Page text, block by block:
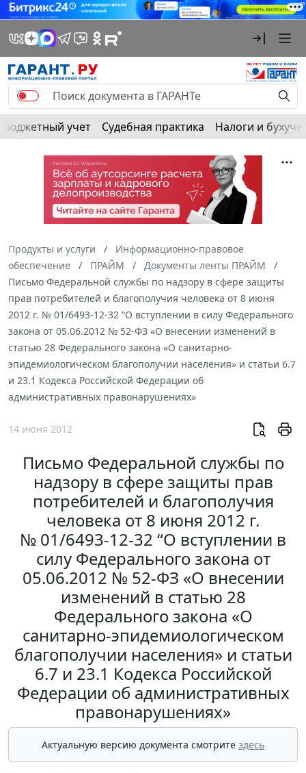
Бюджетный учет Судебная практика Налоги и
Продукты и услуги
Информационно-правовое
обеспечение
ПРАЙМ
Документы ленты ПРАЙМ
Письмо Федеральной службы по надзору в сфере защиты
прав потребителей и благополучия человека от 8 июня
2012 г. № 01/6493-12-32 “О вступлении в силу Федерального
закона от 05.06.2012 № 52-ФЗ «О внесении изменений в
статью 28 Федерального закона «О санитарно-
эпидемиологическом благополучии населения» и статьи 6.7
и 23.1 Кодекса Российской Федерации об
административных правонарушениях»
14 июня 2012
Письмо Федеральной службы по
надзору в сфере защиты прав
потребителей и благополучия
человека от 8 июня 2012 г.
№ 01/6493-12-32 “О вступлении в
силу Федерального закона от
05.06.2012 № 52-ФЗ «О внесении
изменений в статью 28
Федерального закона «О
санитарно-эпидемиологическом
благополучии населения» и статьи
6.7 и 23.1 Кодекса Российской
Федерации об административных
правонарушениях»
Актуальную версию документа смотрите здесь